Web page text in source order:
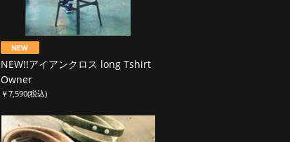
NEW!!アイアンクロス long Tshirt
Owner
￥7,590(税込)